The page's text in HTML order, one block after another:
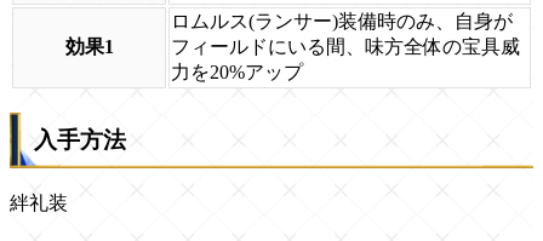
効果1
ロムルス(ランサー)装備時のみ、自身が
フィールドにいる間、味方全体の宝具威
力を20%アップ
入手方法
絆礼装